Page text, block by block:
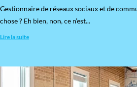
Gestionnaire de réseaux sociaux et de
chose ? Eh bien, non, ce n’est...
Lire la suite